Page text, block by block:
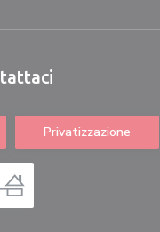
Privatizzazione